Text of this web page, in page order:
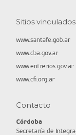
Sitios vinculados
www.santafe.gob.ar
www.cba.gov.ar
www.entrerios.gov.ar
www.cfi.org.ar
Contacto
Córdoba
Secretaría de